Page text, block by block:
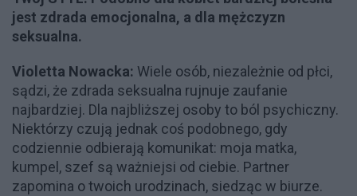
jest zdrada emocjonalna, a dla mężczyzn
seksualna.
Violetta Nowacka: Wiele osób, niezależnie od płci,
sądzi, że zdrada seksualna rujnuje zaufanie
najbardziej. Dla najbliższej osoby to ból psychiczny.
Niektórzy czują jednak coś podobnego, gdy
codziennie odbierają komunikat: moja matka,
kumpel, szef są ważniejsi od ciebie. Partner
zapomina o twoich urodzinach, siedząc w biurze.